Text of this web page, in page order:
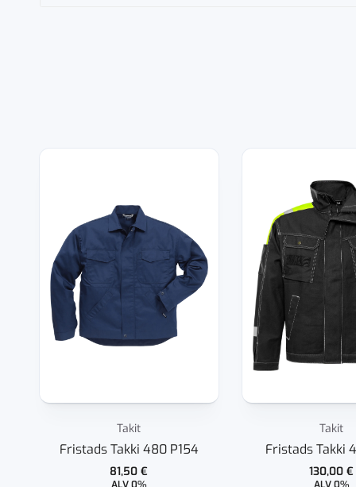
Takit
Fristads Takki 480 P154
81,50€
Takit
Fristads Takki
130,00€